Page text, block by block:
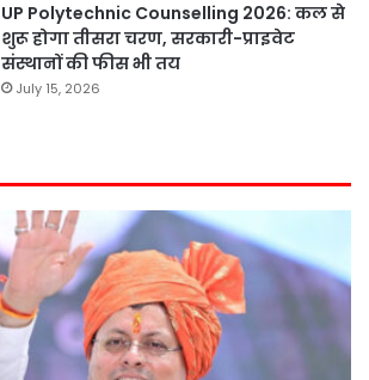
UP Polytechnic Counselling 2026: कल से
शुरू होगा तीसरा चरण, सरकारी-प्राइवेट
संस्थानों की फीस भी तय
July 15, 2026